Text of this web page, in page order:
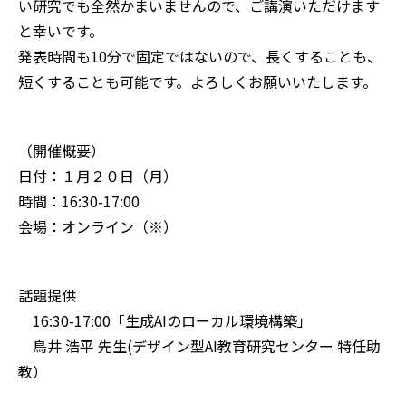
い研究でも全然かまいませんので、ご講演いただけます
と幸いです。
発表時間も10分で固定ではないので、長くすることも、
短くすることも可能です。よろしくお願いいたします。
（開催概要）
日付：１月２０日（月）
時間：16:30-17:00
会場：オンライン（※）
話題提供
16:30-17:00「生成AIのローカル環境構築」
鳥井 浩平 先生(デザイン型AI教育研究センター 特任助
教）